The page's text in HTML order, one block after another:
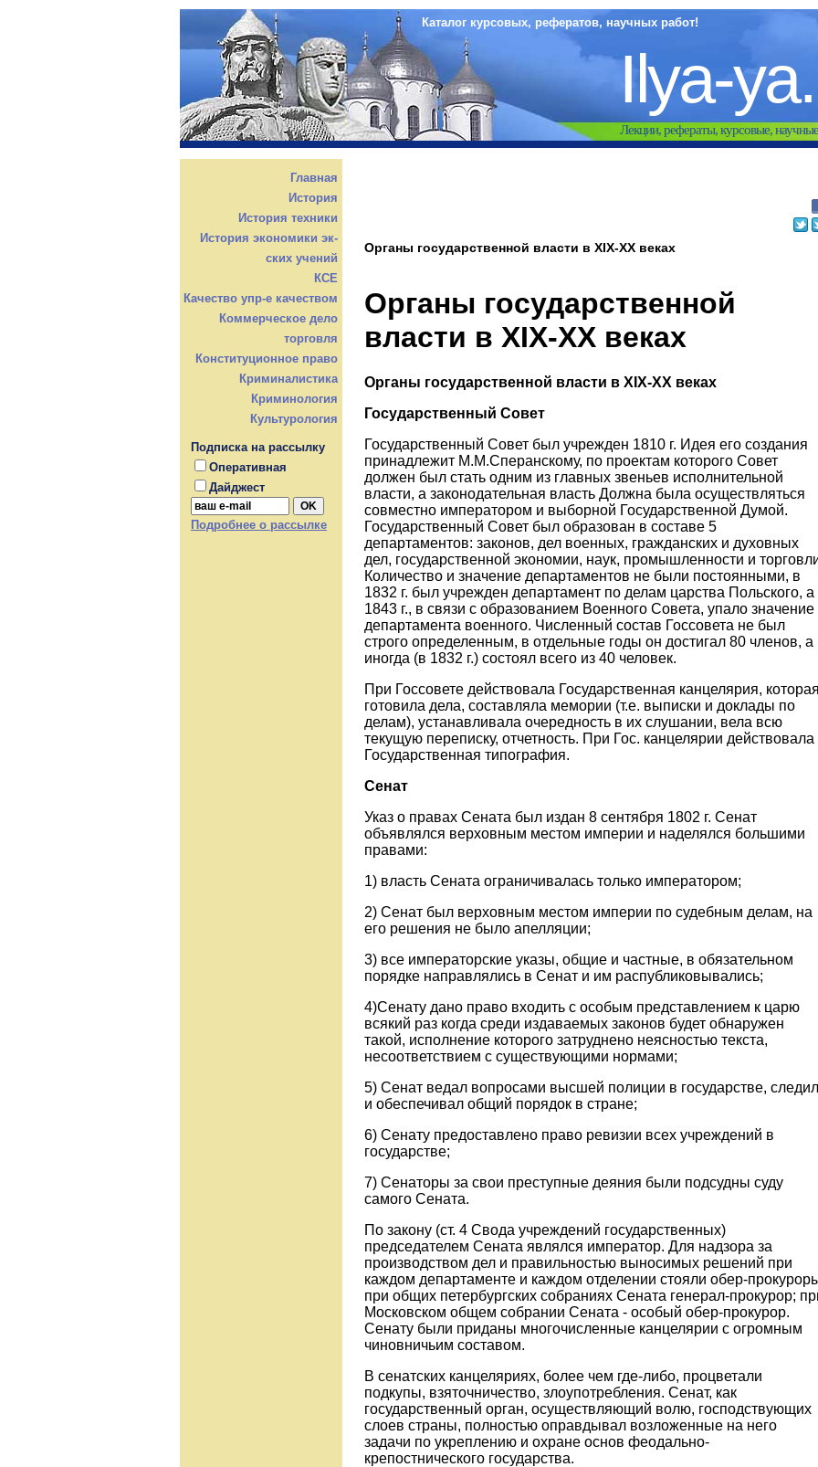
Каталог курсовых, рефератов, научных работ!
Ilya-
Лекции, рефераты, курсовые,
Главная
История
История техники
История экономики эк-
ских учений
КСЕ
Качество упр-е качеством
Коммерческое дело
торговля
Конституционное право
Криминалистика
Криминология
Культурология
Подписка на рассылку
Оперативная
Дайджест
Подробнее о рассылке
Органы государственной власти в XIX-ХХ веках
Органы государственной
власти в XIX-ХХ веках
Органы государственной власти в XIX-ХХ веках
Государственный Совет
Государственный Совет был учрежден 1810 г. Идея его создания
принадлежит М.М.Сперанскому, по проектам которого Совет
должен был стать одним из главных звеньев исполнительной
власти, а законодательная власть Должна была осуществляться
совместно императором и выборной Государственной Думой.
Государственный Совет был образован в составе 5
департаментов: законов, дел военных, гражданских и духовных
дел, государственной экономии, наук, промышленности и
Количество и значение департаментов не были постоянными, в
1832 г. был учрежден департамент по делам царства Польского, а
1843 г., в связи с образованием Военного Совета, упало значение
департамента военного. Численный состав Госсовета не был
строго определенным, в отдельные годы он достигал 80 членов, а
иногда (в 1832 г.) состоял всего из 40 человек.
При Госсовете действовала Государственная канцелярия,
готовила дела, составляла мемории (т.е. выписки и доклады по
делам), устанавливала очередность в их слушании, вела всю
текущую переписку, отчетность. При Гос. канцелярии действовала
Государственная типография.
Сенат
Указ о правах Сената был издан 8 сентября 1802 г. Сенат
объявлялся верховным местом империи и наделялся большими
правами:
1) власть Сената ограничивалась только императором;
2) Сенат был верховным местом империи по судебным делам, на
его решения не было апелляции;
3) все императорские указы, общие и частные, в обязательном
порядке направлялись в Сенат и им распубликовывались;
4)Сенату дано право входить с особым представлением к царю
всякий раз когда среди издаваемых законов будет обнаружен
такой, исполнение которого затруднено неясностью текста,
несоответствием с существующими нормами;
5) Сенат ведал вопросами высшей полиции в государстве, следил
и обеспечивал общий порядок в стране;
6) Сенату предоставлено право ревизии всех учреждений в
государстве;
7) Сенаторы за свои преступные деяния были подсудны суду
самого Сената.
По закону (ст. 4 Свода учреждений государственных)
председателем Сената являлся император. Для надзора за
производством дел и правильностью выносимых решений при
каждом департаменте и каждом отделении стояли обер-
при общих петербургских собраниях Сената генерал-прокурор;
Московском общем собрании Сената - особый обер-прокурор.
Сенату были приданы многочисленные канцелярии с огромным
чиновничьим составом.
В сенатских канцеляриях, более чем где-либо, процветали
подкупы, взяточничество, злоупотребления. Сенат, как
государственный орган, осуществляющий волю, господствующих
слоев страны, полностью оправдывал возложенные на него
задачи по укреплению и охране основ феодально-
крепостнического государства.